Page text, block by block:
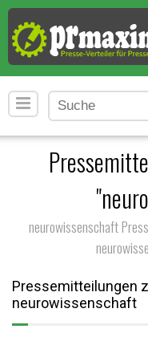
neurowissenschaft
Pressemitteilungen
neurowissenschaft